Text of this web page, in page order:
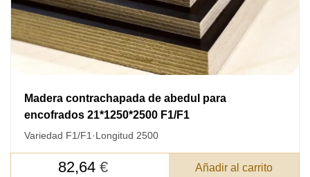
Madera contrachapada de abedul para
encofrados 21*1250*2500 F1/F1
Variedad F1/F1 ·Longitud 2500
82,64 € Añadir al carrito